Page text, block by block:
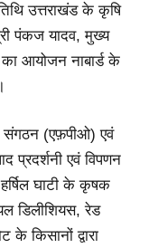
उत्तराखंड के कृषि
पंकज यादव, मुख्य
का आयोजन नाबार्ड के
संगठन (एफ़पीओ) एवं
प्रदर्शनी एवं विपणन
घाटी के कृषक
डिलीशियस, रेड
किसानों द्वारा